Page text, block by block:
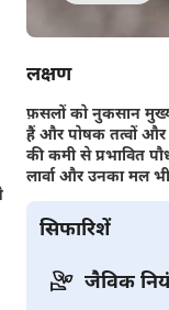
लक्षण
फ़सलों को नुकसान
हैं और पोषक तत्वों और
की कमी से प्रभावित
लार्वा और उनका मल
सिफारिशें
जैविक